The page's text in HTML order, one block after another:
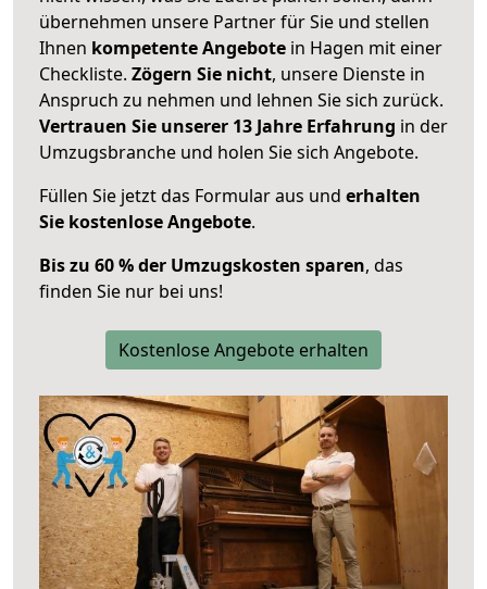
übernehmen unsere Partner für Sie und stellen
Ihnen kompetente Angebote in Hagen mit einer
Checkliste. Zögern Sie nicht, unsere Dienste in
Anspruch zu nehmen und lehnen Sie sich zurück.
Vertrauen Sie unserer 13 Jahre Erfahrung in der
Umzugsbranche und holen Sie sich Angebote.
Füllen Sie jetzt das Formular aus und erhalten
Sie kostenlose Angebote.
Bis zu 60 % der Umzugskosten sparen, das
finden Sie nur bei uns!
Kostenlose Angebote erhalten